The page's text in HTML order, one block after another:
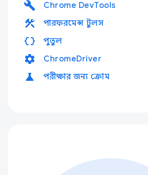
build Chrome DevTools
construction পারফরমেন্স টুলস
data_object পুতুল
settings ChromeDriver
science পরীক্ষার জন্য ক্রোম